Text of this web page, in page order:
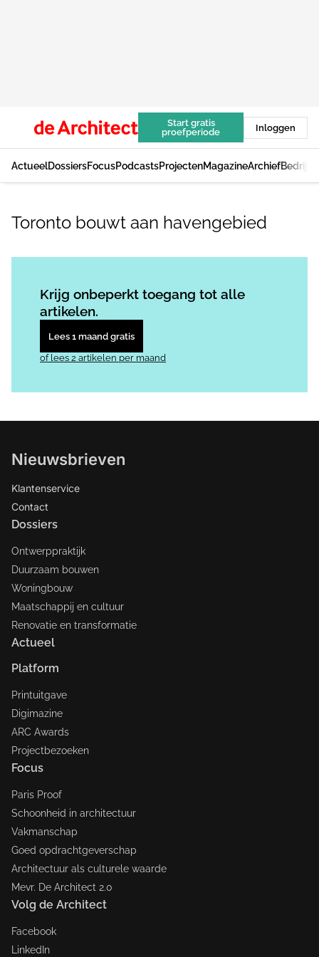
Start gratis
proefperiode
Inloggen
ActueelDossiersFocusPodcastsProjectenMagazineArchief
Toronto bouwt aan havengebied
Krijg onbeperkt toegang tot alle
artikelen.
Lees 1 maand gratis
of lees 2 artikelen per maand
Nieuwsbrieven
Klantenservice
Contact
Dossiers
Ontwerppraktijk
Duurzaam bouwen
Woningbouw
Maatschappij en cultuur
Renovatie en transformatie
Actueel
Platform
Printuitgave
Digimazine
ARC Awards
Projectbezoeken
Focus
Paris Proof
Schoonheid in architectuur
Vakmanschap
Goed opdrachtgeverschap
Architectuur als culturele waarde
Mevr. De Architect 2.0
Volg de Architect
Facebook
LinkedIn